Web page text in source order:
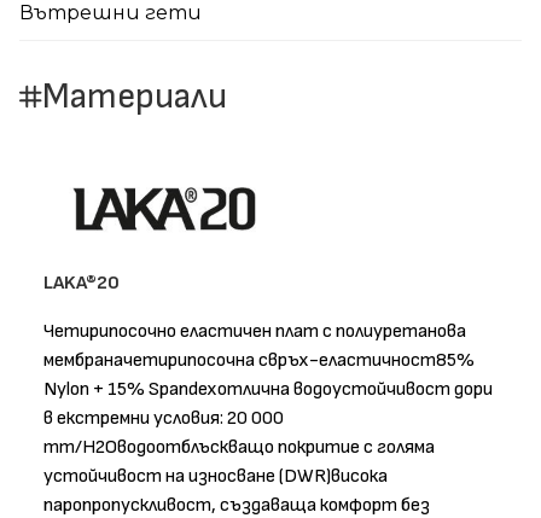
Вътрешни гети
Материали
LAKA®20
Четирипосочно еластичен плат с полиуретанова
мембраначетирипосочна свръх-еластичност85%
Nylon + 15% Spandexотлична водоустойчивост дори
в екстремни условия: 20 000
mm/H2Oводоотблъскващо покритие с голяма
устойчивост на износване (DWR)висока
паропропускливост, създаваща комфорт без